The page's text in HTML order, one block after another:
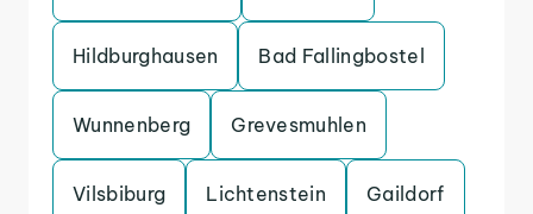
Hildburghausen Bad Fallingbostel
Wunnenberg Grevesmuhlen
Vilsbiburg Lichtenstein Gaildorf